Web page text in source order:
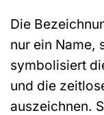
Die
nur ein Name,
symbolisiert
und die
auszeichnen.